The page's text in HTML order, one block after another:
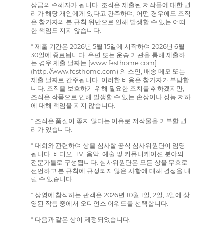
상금의 수혜자가 됩니다. 조직은 제출된 저작물에 대한 권
리가 해당 개인에게 있다고 간주하며, 어떤 경우에도 조직
은 참가자의 본 규칙 위반으로 인해 발생할 수 있는 어떠
한 책임도 지지 않습니다.
* 제출 기간은 2026년 5월 15일에 시작하여 2026년 6월
30일에 종료됩니다. 우편 또는 운송 기관을 통해 제출하
는 경우 제출 날짜는 [www.festhome.com]
(http://www.festhome.com) 의 소인, 배송 메모 또는
제출 날짜로 간주됩니다. 이러한 비용은 참가자가 부담합
니다. 조직을 보호하기 위해 필요한 조치를 취하겠지만,
조직은 작품으로 인해 발생할 수 있는 손상이나 성능 저하
에 대해 책임을 지지 않습니다.
* 조직은 품질이 좋지 않다는 이유로 저작물을 거부할 권
리가 있습니다.
* 대회와 관련하여 상을 심사할 공식 심사위원단이 임명
됩니다. 비디오, TV, 음악, 예술 및 커뮤니케이션 분야의
전문가들로 구성됩니다. 심사위원단은 모든 상을 무효로
선언하고 본 규칙에 규정되지 않은 사항에 대해 결정을 내
릴 수 있습니다.
* 상영에 참석하는 관객은 2026년 10월 1일, 2일, 3일에 상
영된 작품 중에서 오디언스 어워드를 선택합니다.
* 다음과 같은 상이 제정되었습니다.